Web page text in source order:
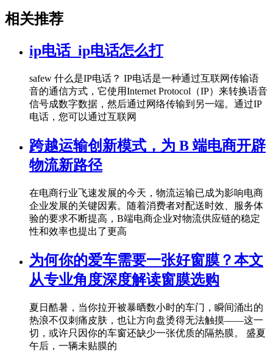
相关推荐
ip电话_ip电话怎么打
safew 什么是IP电话？ IP电话是一种通过互联网传输语
音的通信方式，它使用Internet Protocol（IP）来转换语音
信号成数字数据，然后通过网络传输到另一端。通过IP
电话，您可以通过互联网
跨越运输创新模式，为 B 端电商开辟
物流新路径
在电商行业飞速发展的今天，物流运输已成为影响电商
企业发展的关键因素。随着消费者对配送时效、服务体
验的要求不断提高，B端电商企业对物流供应链的稳定
性和效率也提出了更高
为何你的爱车需要一张好窗膜？本文
从专业角度深度解读窗膜选购
夏日酷暑，当你拉开被暴晒数小时的车门，瞬间涌出的
热浪不仅刺痛皮肤，也让方向盘烫得无法触摸——这一
切，或许只因你的车窗还缺少一张优质的隔热膜。 盛夏
午后，一辆未贴膜的